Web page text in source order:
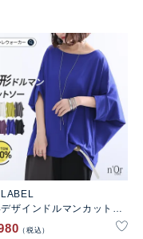
ザインドルマンカットソ
税込